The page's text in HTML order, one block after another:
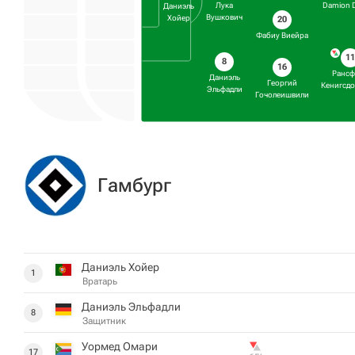
Даниэль
Хойер
Лука
Вушкович
8
Даниэль
Эльфадли
20
Фабиу Виейра
16
Георгий
Гочолеишвили
Damion
11
Гамбург
1 Даниэль Хойер
Вратарь
8 Даниэль Эльфадли
Защитник
17 Уормед Омари